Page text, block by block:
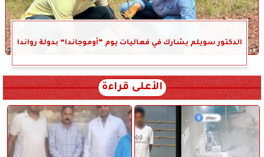
الدكتور سويلم يشارك في فعاليات يوم “أوموجاندا” بدولة رواندا
الأعلى قراءة